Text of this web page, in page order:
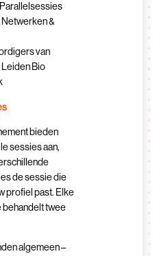
Parallelsessies
Netwerken &
van
Bio
bieden
sessies aan,
de sessie die
profiel past. Elke
twee
algemeen –